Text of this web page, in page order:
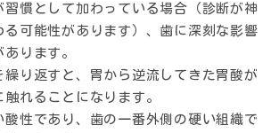
習慣として加わっている場合（診断が神
る可能性があります）、歯に深刻な影響
ります。
繰り返すと、胃から逆流してきた胃酸が
れることになります。
酸性であり、歯の一番外側の硬い組織で